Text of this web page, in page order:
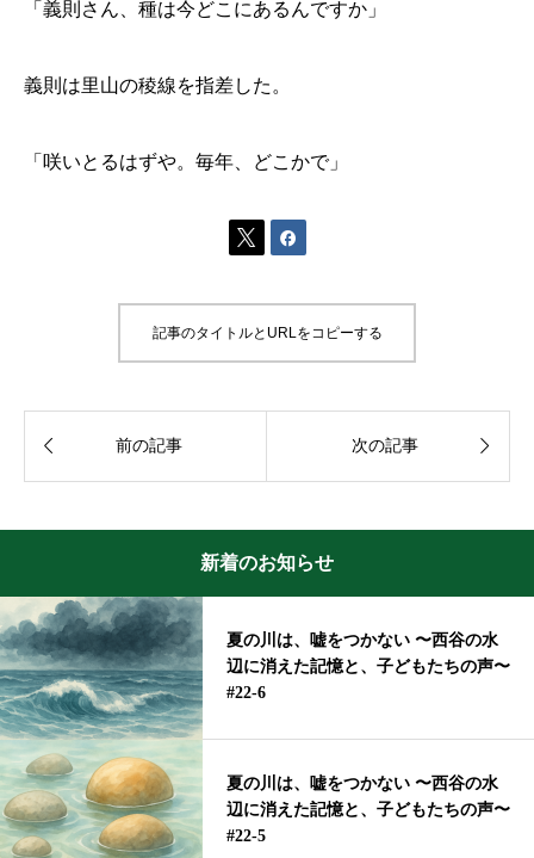
「義則さん、種は今どこにあるんですか」
義則は里山の稜線を指差した。
「咲いとるはずや。毎年、どこかで」
 
記事のタイトルとURLをコピーする
 前の記事 次の記事 
新着のお知らせ
夏の川は、嘘をつかない 〜西谷の水
辺に消えた記憶と、子どもたちの声〜
#22-6
夏の川は、嘘をつかない 〜西谷の水
辺に消えた記憶と、子どもたちの声〜
#22-5